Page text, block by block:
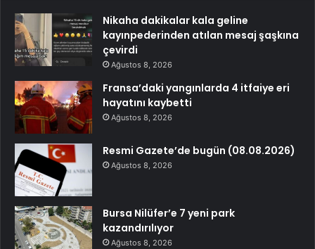
Nikaha dakikalar kala geline
kayınpederinden atılan mesaj şaşkına
çevirdi
Ağustos 8, 2026
Fransa’daki yangınlarda 4 itfaiye eri
hayatını kaybetti
Ağustos 8, 2026
Resmi Gazete’de bugün (08.08.2026)
Ağustos 8, 2026
Bursa Nilüfer’e 7 yeni park
kazandırılıyor
Ağustos 8, 2026